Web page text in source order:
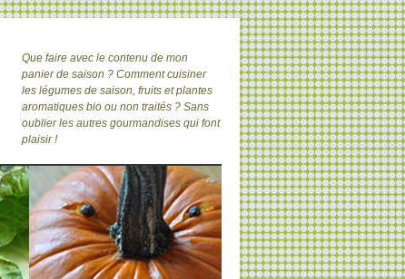
Que faire avec le contenu de mon
panier de saison ? Comment cuisiner
les légumes de saison, fruits et plantes
aromatiques bio ou non traités ? Sans
oublier les autres gourmandises qui font
plaisir !